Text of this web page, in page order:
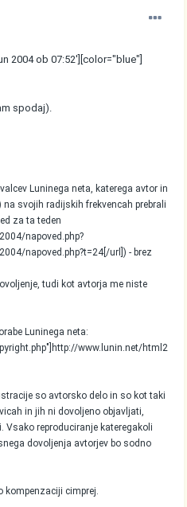
2004 ob 07:52'][color="blue"]
spodaj).
Luninega neta, katerega avtor in
svojih radijskih frekvencah prebrali
za ta teden
napoved.php?
napoved.php?t=24[/url]) - brez
tudi kot avtorja me niste
Luninega neta:
www.lunin.net/html2
so avtorsko delo in so kot taki
in jih ni dovoljeno objavljati,
reproduciranje kateregakoli
dovoljenja avtorjev bo sodno
kompenzaciji cimprej.